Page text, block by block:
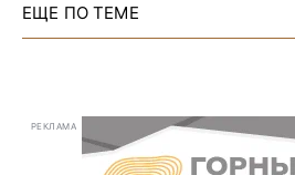
ЕЩЕ ПО ТЕМЕ
РЕКЛАМА